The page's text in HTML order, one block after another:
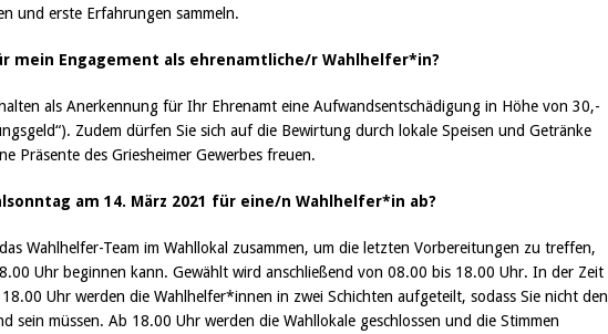
und erste Erfahrungen sammeln.
mein Engagement als ehrenamtliche/r Wahlhelfer*in?
als Anerkennung für Ihr Ehrenamt eine Aufwandsentschädigung in Höhe von 30,-
Zudem dürfen Sie sich auf die Bewirtung durch lokale Speisen und Getränke
Präsente des Griesheimer Gewerbes freuen.
am 14. März 2021 für eine/n Wahlhelfer*in ab?
Wahlhelfer-Team im Wahllokal zusammen, um die letzten Vor­bereitungen zu treffen,
Uhr beginnen kann. Gewählt wird anschließend von 08.00 bis 18.00 Uhr. In der Zeit
Uhr werden die Wahlhelfer*innen in zwei Schichten aufgeteilt, sodass Sie nicht den
sein müssen. Ab 18.00 Uhr werden die Wahllokale geschlossen und die Stimmen